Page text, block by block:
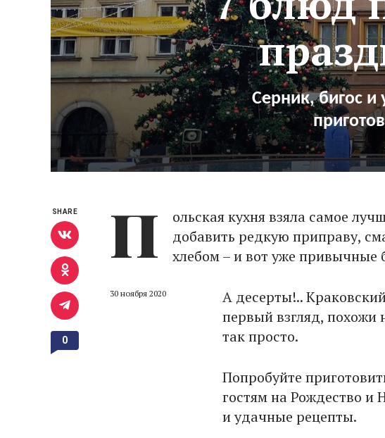
Серник, бигос и
П
ольская кухня взяла самое
добавить редкую приправу,
хлебом – и вот уже
30 ноября 2020
А десерты!..
первый взгляд, похожи
так просто.
Попробуйте
гостям на Рождество
и удачные рецепты.
SHARE
0